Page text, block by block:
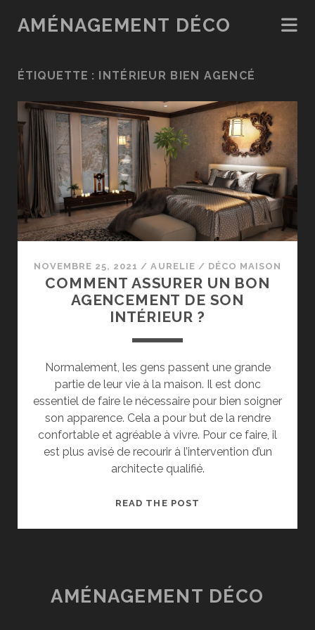
AMÉNAGEMENT DÉCO
ÉTIQUETTE : INTÉRIEUR BIEN AGENCÉ
NOVEMBRE 25, 2021 /AURELIE / DÉCO MAISON
COMMENT ASSURER UN BON
AGENCEMENT DE SON
INTÉRIEUR ?
Normalement, les gens passent une grande
partie de leur vie à la maison. Il est donc
essentiel de faire le nécessaire pour bien soigner
son apparence. Cela a pour but de la rendre
confortable et agréable à vivre. Pour ce faire, il
est plus avisé de recourir à l’intervention d’un
architecte qualifié.
READ THE POST
SON
AMÉNAGEMENT DÉCO